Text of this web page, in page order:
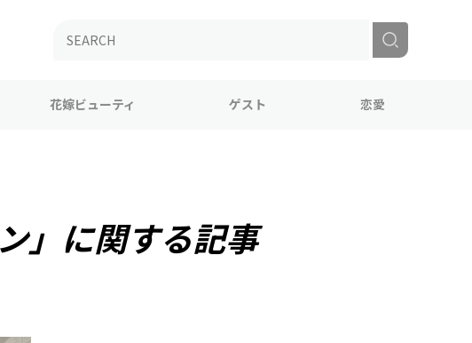
花嫁ビューティ ゲスト 恋愛
」に関する記事